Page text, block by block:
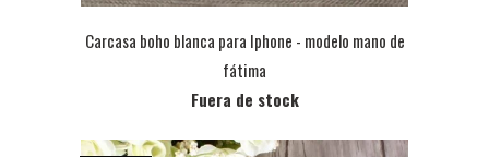
Carcasa boho blanca para Iphone - modelo mano de
fátima
Fuera de stock